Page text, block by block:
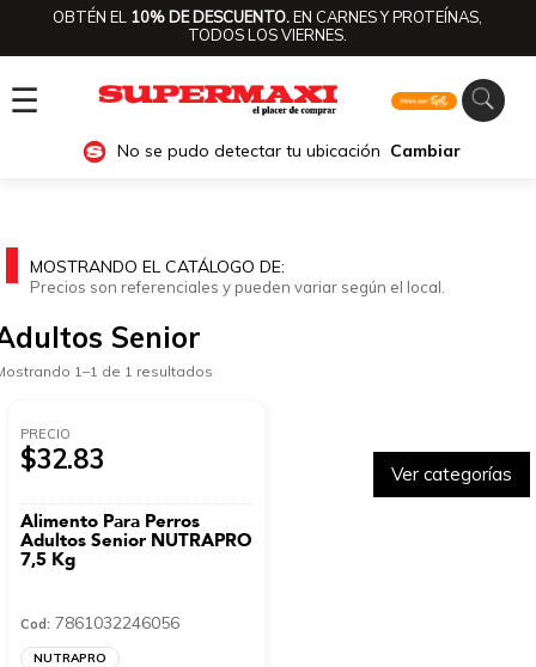
OBTÉN EL 10% DE DESCUENTO.EN CARNES Y PROTEÍNAS,
TODOS LOS VIERNES.
☰
No se pudo detectar tu ubicación Cambiar
Ver categorías
MOSTRANDO EL CATÁLOGO DE:
Precios son referenciales y pueden variar según el local.
Senior
1–1 de 1 resultados
PRECIO
$32.83
Alimento Para Perros
Adultos Senior NUTRAPRO
7,5 Kg
Cod: 7861032246056
NUTRAPRO